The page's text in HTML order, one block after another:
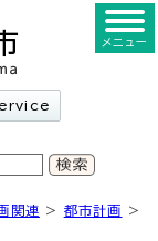
メニュー
関連 > 都市計画
>